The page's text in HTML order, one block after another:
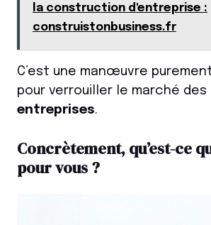
la construction d'entreprise :
construistonbusiness.fr
C’est une manœuvre
pour verrouiller le marché des
entreprises.
Concrètement, qu’est-ce
pour vous ?